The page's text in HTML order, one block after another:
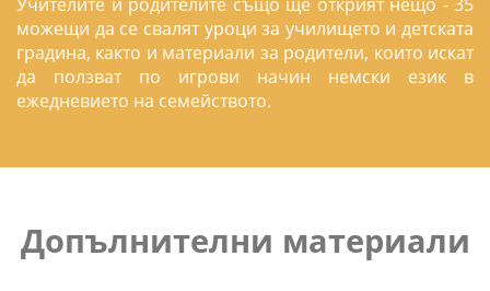
можещи да се свалят уроци за училището и детската
градина, както и материали за родители, които искат
да ползват по игрови начин немски език в
ежедневието на семейството.
Допълнителни материали